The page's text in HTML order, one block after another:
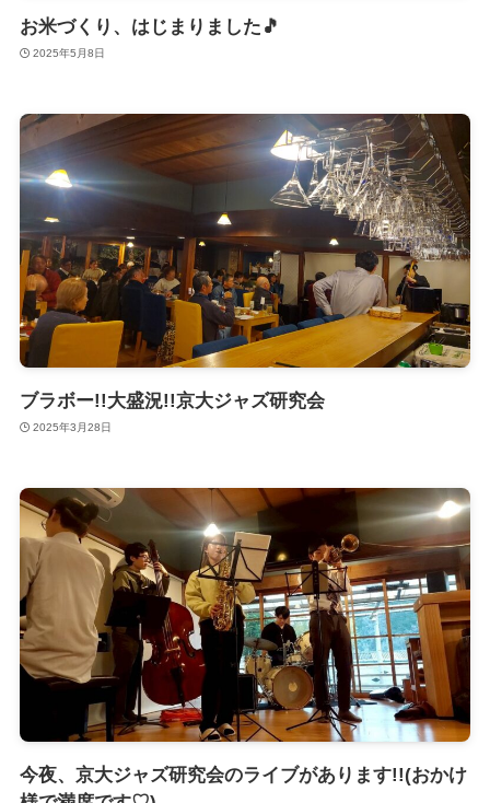
お米づくり、はじまりました🎵
2025年5月8日
ブラボー!!大盛況!!京大ジャズ研究会
2025年3月28日
今夜、京大ジャズ研究会のライブがあります!!(おかけ